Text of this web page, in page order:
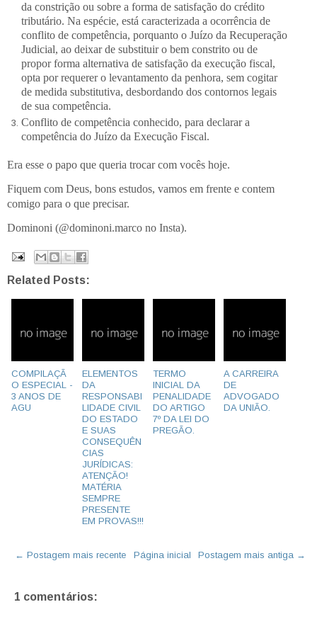
da constrição ou sobre a forma de satisfação do crédito
tributário. Na espécie, está caracterizada a ocorrência de
conflito de competência, porquanto o Juízo da Recuperação
Judicial, ao deixar de substituir o bem constrito ou de
propor forma alternativa de satisfação da execução fiscal,
opta por requerer o levantamento da penhora, sem cogitar
de medida substitutiva, desbordando dos contornos legais
de sua competência.
Conflito de competência conhecido, para declarar a
competência do Juízo da Execução Fiscal.
Era esse o papo que queria trocar com vocês hoje.
Fiquem com Deus, bons estudos, vamos em frente e contem
comigo para o que precisar.
Dominoni (@dominoni.marco no Insta).
Related Posts:
COMPILAÇÃ
O ESPECIAL -
3 ANOS DE
AGU
ELEMENTOS
DA
RESPONSABI
LIDADE CIVIL
DO ESTADO
E SUAS
CONSEQUÊN
CIAS
JURÍDICAS:
ATENÇÃO!
MATÉRIA
SEMPRE
PRESENTE
EM PROVAS!!!
TERMO
INICIAL DA
PENALIDADE
DO ARTIGO
7º DA LEI DO
PREGÃO.
A CARREIRA
DE
ADVOGADO
DA UNIÃO.
← Postagem mais recente Postagem mais antiga →
Página inicial
1 comentários: